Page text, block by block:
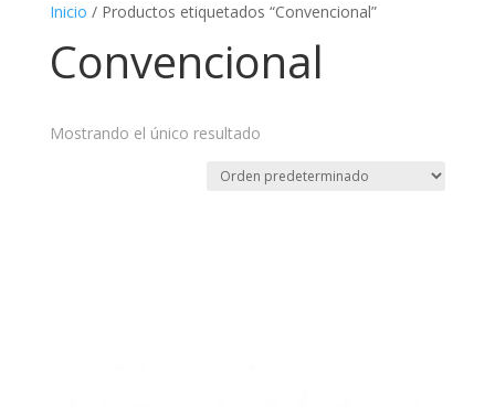
Inicio / Productos etiquetados “Convencional”
Convencional
Mostrando el único resultado